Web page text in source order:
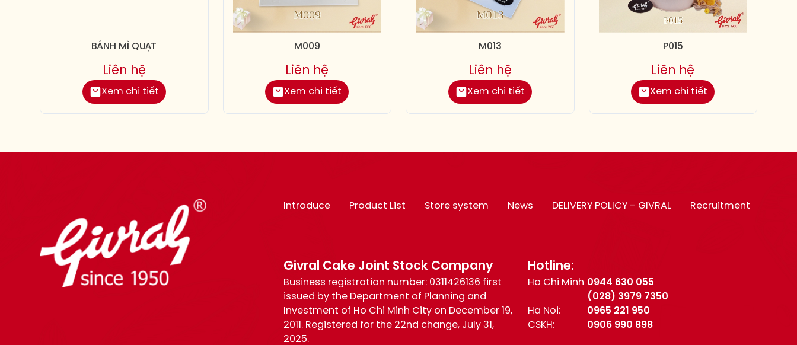
BÁNH MÌ QUẠT
Xem chi tiết
Liên hệ
M009
Xem chi tiết
Liên hệ
M013
Xem chi tiết
Liên hệ
P015
Xem chi tiết
Liên hệ
Introduce Product List Store system News DELIVERY POLICY – GIVRAL Recruitment
Givral Cake Joint Stock Company
Business registration number: 0311426136 first
issued by the Department of Planning and
Investment of Ho Chi Minh City on December 19,
2011. Registered for the 22nd change, July 31,
2025.
Hotline:
Ho Chi Minh 0944 630 055
(028) 3979 7350
Ha Noi:
0965 221 950
CSKH:
0906 990 898